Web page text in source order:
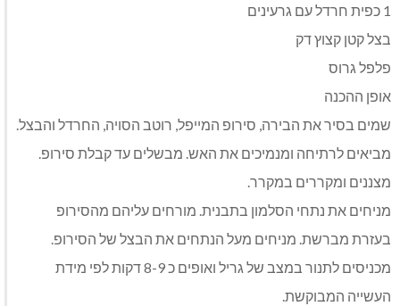
1 כפית חרדל עם גרעינים
בצל קטן קצוץ דק
פלפל גרוס
אופן ההכנה
שמים בסיר את הבירה, סירופ המייפל, רוטב הסויה, החרדל והבצל.
מביאים לרתיחה ומנמיכים את האש. מבשלים עד קבלת סירופ.
מצננים ומקררים במקרר.
מניחים את נתחי הסלמון בתבנית. מורחים עליהם מהסירופ
בעזרת מברשת. מניחים מעל הנתחים את הבצל של הסירופ.
מכניסים לתנור במצב של גריל ואופים כ 8-9 דקות לפי מידת
העשייה המבוקשת.